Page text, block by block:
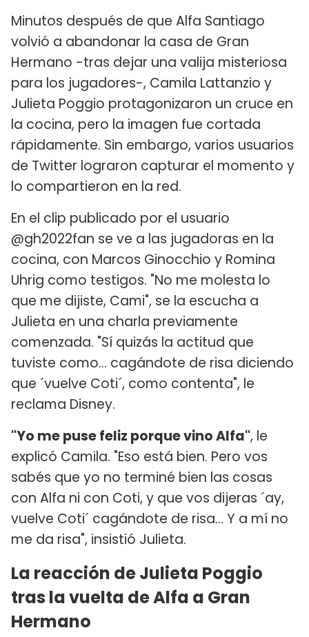
Minutos después de que Alfa Santiago
volvió a abandonar la casa de Gran
Hermano -tras dejar una valija misteriosa
para los jugadores-, Camila Lattanzio y
Julieta Poggio protagonizaron un cruce en
la cocina, pero la imagen fue cortada
rápidamente. Sin embargo, varios usuarios
de Twitter lograron capturar el momento y
lo compartieron en la red.
En el clip publicado por el usuario
@gh2022fan se ve a las jugadoras en la
cocina, con Marcos Ginocchio y Romina
Uhrig como testigos. "No me molesta lo
que me dijiste, Cami", se la escucha a
Julieta en una charla previamente
comenzada. "Sí quizás la actitud que
tuviste como... cagándote de risa diciendo
que ´vuelve Coti´, como contenta", le
reclama Disney.
"Yo me puse feliz porque vino Alfa", le
explicó Camila. "Eso está bien. Pero vos
sabés que yo no terminé bien las cosas
con Alfa ni con Coti, y que vos dijeras ´ay,
vuelve Coti´ cagándote de risa... Y a mí no
me da risa", insistió Julieta.
La reacción de Julieta Poggio
tras la vuelta de Alfa a Gran
Hermano